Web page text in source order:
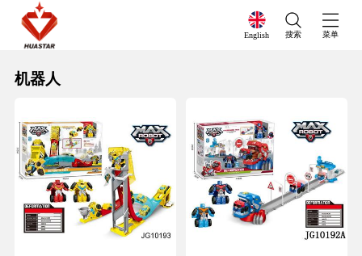
English 搜索 菜单
机器人